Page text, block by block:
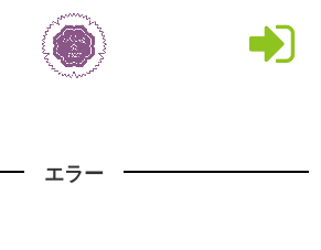
エラー